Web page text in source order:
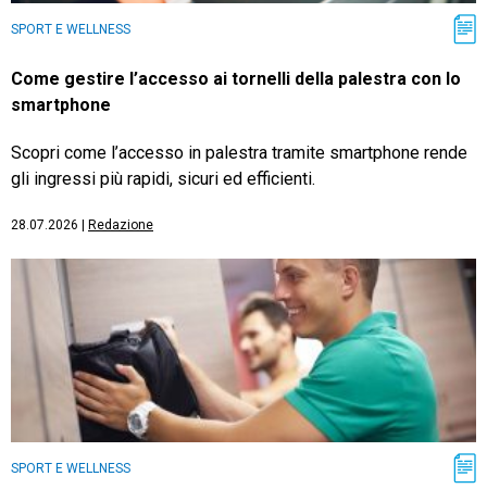
SPORT E WELLNESS
Come gestire l’accesso ai tornelli della palestra con lo
smartphone
Scopri come l’accesso in palestra tramite smartphone rende
gli ingressi più rapidi, sicuri ed efficienti.
28.07.2026 Redazione
SPORT E WELLNESS